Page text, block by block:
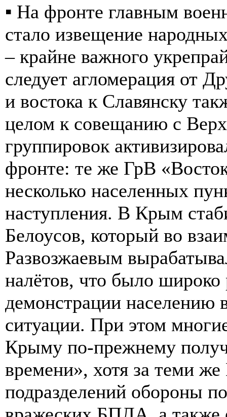
▪️ На фронте главным
стало извещение
– крайне важного
следует агломерация от
и востока к Славянску
целом к совещанию с
группировок
фронте: те же ГрВ
несколько населенных
наступления. В Крым
Белоусов, который во
Развозжаевым
налётов, что было
демонстрации населению
ситуации. При этом
Крыму по-прежнему
времени», хотя за теми
подразделений обороны